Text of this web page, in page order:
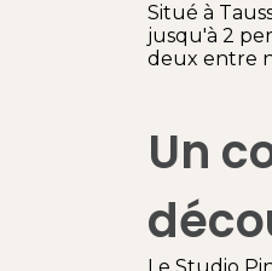
Situé à
jusqu'à 2
deux entre
Un